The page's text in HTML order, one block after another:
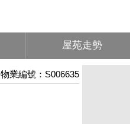
屋苑走勢
物業編號：S006635